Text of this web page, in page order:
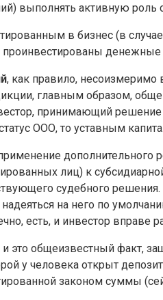
выполнять активную роль
в бизнес (в
денежные
, как правило,
главным образом,
принимающий
ООО, то уставным
дополнительного
лиц) к
судебного
на него по
есть, и инвестор
это общеизвестный факт,
у человека открыт
законом суммы